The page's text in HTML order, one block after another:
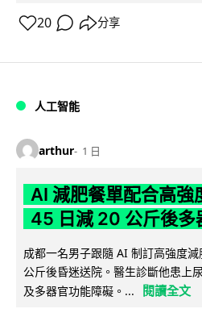
20 分享
人工智能
arthur 1 日
AI 減肥餐單配合高
45 日減 20 公斤後多
成都一名男子跟隨 AI 制訂高強度
公斤後昏迷送院。醫生診斷他患上
及多器官功能障礙。...
閱讀全文